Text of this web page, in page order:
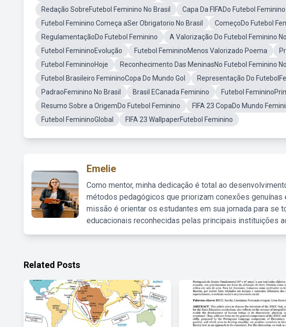
Redação SobreFutebol Feminino No Brasil
Capa Da FIFADo Futebol Feminino
Futebol Feminino Começa aSer Obrigatorio No Brasil
ComeçoDo Futebol
RegulamentaçãoDo Futebol Feminino
A Valorização Do Futebol Feminino
Futebol FemininoEvolução
Futebol FemininoMenos Valorizado Poema
Futebol FemininoHoje
Reconhecimento Das MeninasNo Futebol Feminino
Futebol Brasileiro FemininoCopa Do Mundo Gol
Representação Do
PadraoFeminino No Brasil
Brasil ECanada Feminino Futebol
Resumo Sobre a OrigemDo Futebol Feminino
FIFA 23 CopaDo Mundo
Futebol FemininoGlobal
FIFA 23 WallpaperFutebol Feminino
Emelie
Como mentor, minha dedicação é total ao
métodos pedagógicos que priorizam conexões
missão é orientar os estudantes em sua jornada para se
educacionais reconhecidas pelas principais instituições
Related Posts